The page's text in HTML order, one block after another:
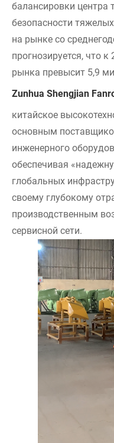
балансировки центра
безопасности
на рынке со
прогнозируется, что
рынка превысит 5,9
Zunhua Shengjian
китайское
основным
инженерного
обеспечивая
глобальных
своему глубокому
производственным
сервисной сети.